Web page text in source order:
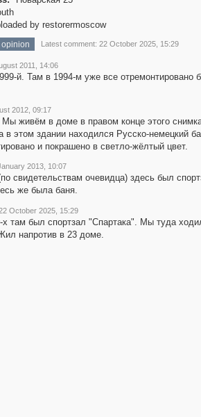
by restorermoscow
Latest comment: 22 October 2025, 15:29
2011, 14:06
й. Там в 1994-м уже все отремонтировано
2012, 09:17
живём в доме в правом конце этого
в этом здании находился Русско-немецкий
и покрашено в светло-жёлтый цвет.
2013, 10:07
свидетельствам очевидца) здесь был
же была баня.
October 2025, 15:29
там был спортзал "Спартака". Мы туда
напротив в 23 доме.